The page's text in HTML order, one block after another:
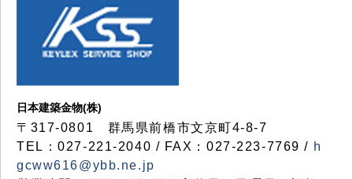
日本建築金物(株)
〒317‐0801 群馬県前橋市文京町4-8-7
TEL：027-221-2040 / FAX：027-223-7769 / h
gcww616@ybb.ne.jp